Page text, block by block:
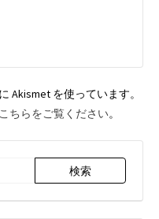
Akismet を使っています。
ちらをご覧ください。
索: